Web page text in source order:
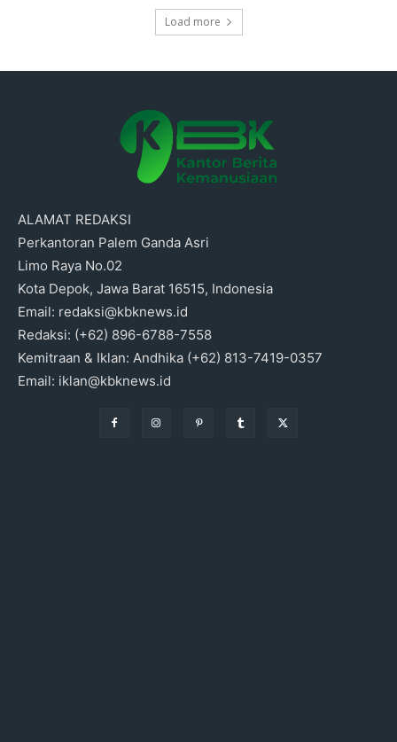
Load more
ALAMAT REDAKSI
Perkantoran Palem Ganda Asri
Limo Raya No.02
Kota Depok, Jawa Barat 16515, Indonesia
Email: redaksi@kbknews.id
Redaksi: (+62) 896-6788-7558
Kemitraan & Iklan: Andhika (+62) 813-7419-0357
Email: iklan@kbknews.id